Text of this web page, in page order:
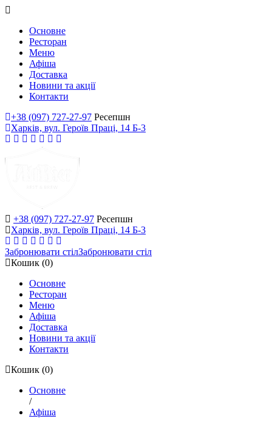
Основне
Ресторан
Меню
Афіша
Доставка
Новини та акції
Контакти
+38 (097) 727-27-97 Ресепшн
Харків, вул. Героїв Праці, 14 Б-3
+38 (097) 727-27-97 Ресепшн
Харків, вул. Героїв Праці, 14 Б-3
Забронювати стілЗабронювати стіл
Кошик (0)
Основне
Ресторан
Меню
Афіша
Доставка
Новини та акції
Контакти
Кошик (0)
Основне
/
Афіша